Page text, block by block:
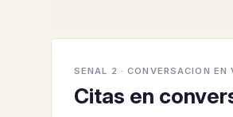
SENAL 2 · CONVERSACION EN
Citas en